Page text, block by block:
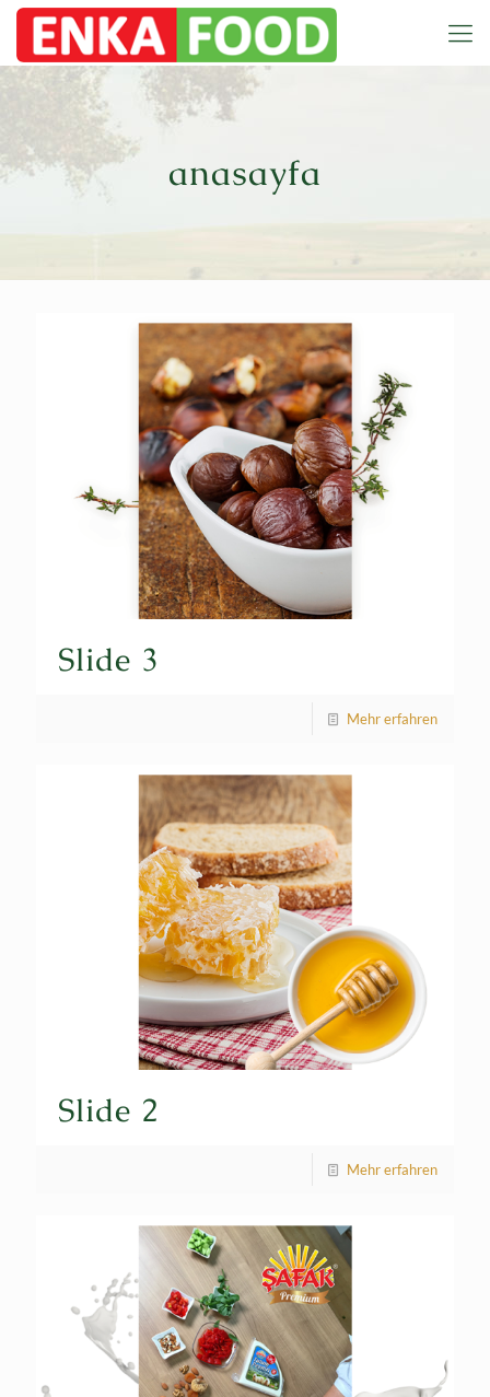
anasayfa
Slide 3
Mehr erfahren
Slide 2
Mehr erfahren